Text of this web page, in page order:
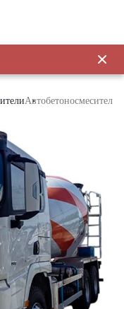
Автобетоносмеситель